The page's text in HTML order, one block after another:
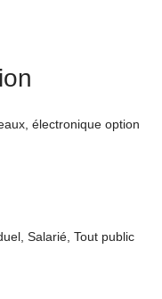
électronique option
Salarié, Tout public